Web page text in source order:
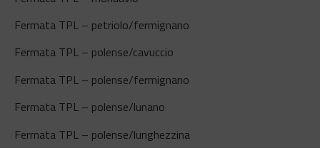
Fermata TPL – petriolo/fermignano
Fermata TPL – polense/cavuccio
Fermata TPL – polense/fermignano
Fermata TPL – polense/lunano
Fermata TPL – polense/lunghezzina